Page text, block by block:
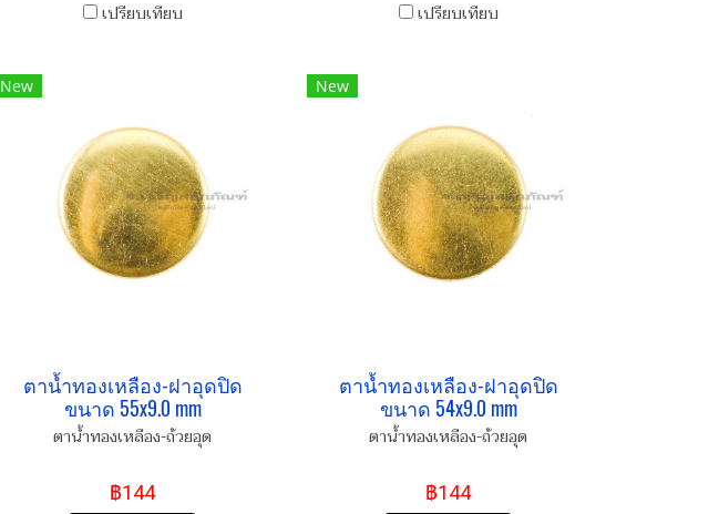
เปรียบเทียบ เปรียบเทียบ
New
ตาน้ำทองเหลือง-ฝาอุดปิด
ขนาด 55x9.0 mm
ตาน้ำทองเหลือง-ถ้วยอุด
฿144
New
ตาน้ำทองเหลือง-ฝาอุดปิด
ขนาด 54x9.0 mm
ตาน้ำทองเหลือง-ถ้วยอุด
฿144